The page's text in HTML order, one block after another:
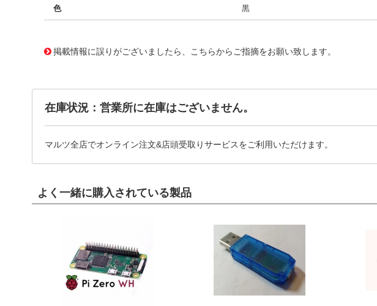
色 黒
掲載情報に誤りがございましたら、こちらからご指摘をお願い致します。
在庫状況：営業所に在庫はございません。
マルツ全店でオンライン注文&店頭受取りサービスをご利用いただけます。
よく一緒に購入されている製品